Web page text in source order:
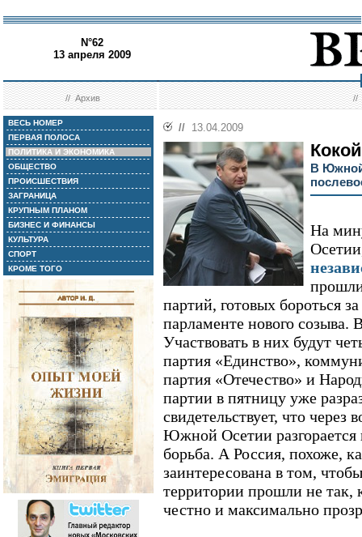
N°62
13 апреля 2009
//Архив //
ВЕСЬ НОМЕР
ПЕРВАЯ ПОЛОСА
ПОЛИТИКА И ЭКОНОМИКА
ОБЩЕСТВО
ПРОИСШЕСТВИЯ
ЗАГРАНИЦА
КРУПНЫМ ПЛАНОМ
БИЗНЕС И ФИНАНСЫ
КУЛЬТУРА
СПОРТ
КРОМЕ ТОГО
// 13.04.2009
В Южной
На
партий, готовых бороться
парламенте нового
Участвовать в них будут
партия «Единство»,
партия «Отечество» и
партии в пятницу уже
свидетельствует, что
Южной Осетии разгорается
борьба. А Россия, похоже,
заинтересована в том,
территории прошли не так,
честно и максимально